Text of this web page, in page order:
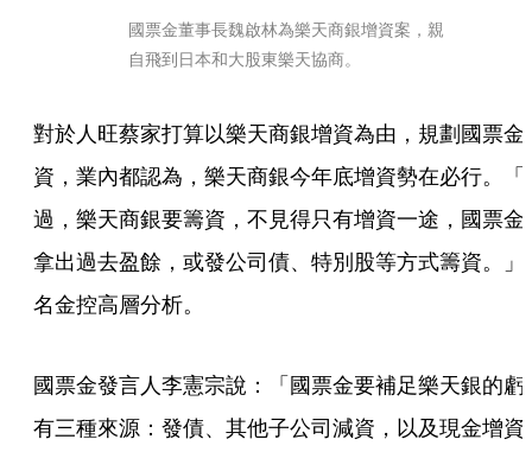
國票金董事長魏啟林為樂天商銀增資案，親
自飛到日本和大股東樂天協商。
對於人旺蔡家打算以樂天商銀增資為由，規劃國票金
資，業內都認為，樂天商銀今年底增資勢在必行。「
過，樂天商銀要籌資，不見得只有增資一途，國票金
拿出過去盈餘，或發公司債、特別股等方式籌資。」
名金控高層分析。
國票金發言人李憲宗說：「國票金要補足樂天銀的虧
有三種來源：發債、其他子公司減資，以及現金增資